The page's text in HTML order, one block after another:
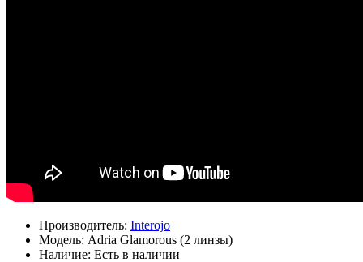
Производитель: Interojo
Модель: Adria Glamorous (2 линзы)
Наличие: Есть в наличии